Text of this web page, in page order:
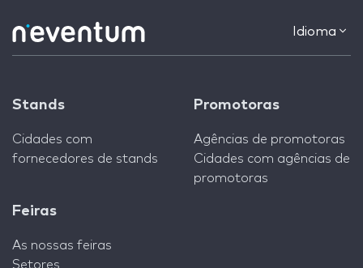
Idioma
Stands
Cidades com
fornecedores de stands
Promotoras
Agências de promotoras
Cidades com agências de
promotoras
Feiras
As nossas feiras
Setores